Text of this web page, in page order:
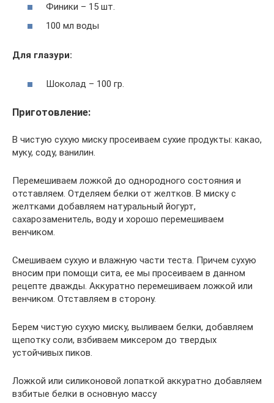
Финики – 15 шт.
100 мл воды
Для глазури:
Шоколад – 100 гр.
Приготовление:
В чистую сухую миску просеиваем сухие продукты: какао,
муку, соду, ванилин.
Перемешиваем ложкой до однородного состояния и
отставляем. Отделяем белки от желтков. В миску с
желтками добавляем натуральный йогурт,
сахарозаменитель, воду и хорошо перемешиваем
венчиком.
Смешиваем сухую и влажную части теста. Причем сухую
вносим при помощи сита, ее мы просеиваем в данном
рецепте дважды. Аккуратно перемешиваем ложкой или
венчиком. Отставляем в сторону.
Берем чистую сухую миску, выливаем белки, добавляем
щепотку соли, взбиваем миксером до твердых
устойчивых пиков.
Ложкой или силиконовой лопаткой аккуратно добавляем
взбитые белки в основную массу